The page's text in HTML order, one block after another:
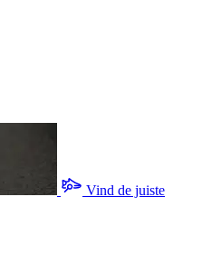
Vind de juiste